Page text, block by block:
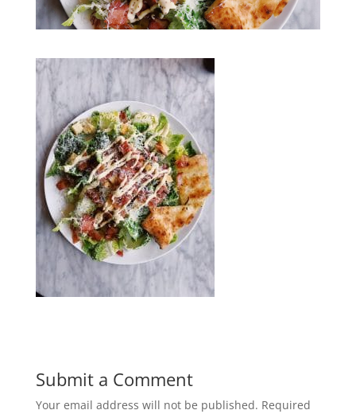
Submit a Comment
Your email address will not be published. Required